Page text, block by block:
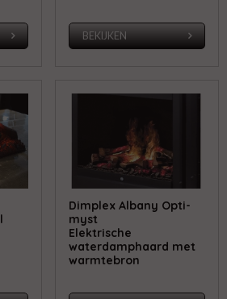
BEKIJKEN
Dimplex Albany Opti-
myst
Elektrische
waterdamphaard met
warmtebron